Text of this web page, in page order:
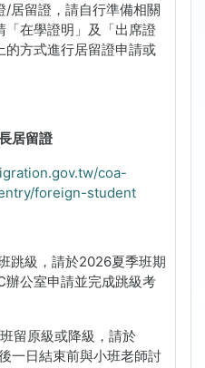
/居留證，請自行準備相關
「在學證明」及「出席證
的方式進行居留證申請或
居留證
coa-
foreign-student
跳級，請於2026夏季班期
辦公室申請並完成跳級考
留原級或降級，請於
一日結束前與小班老師討